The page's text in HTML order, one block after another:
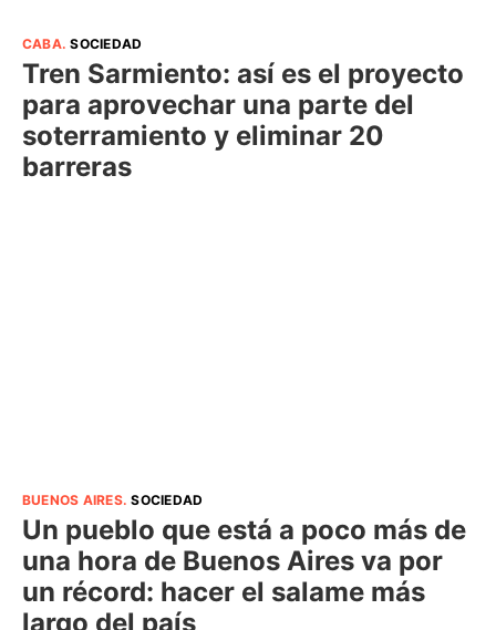
CABA.SOCIEDAD
Tren Sarmiento: así es el proyecto
para aprovechar una parte del
soterramiento y eliminar 20
barreras
BUENOS AIRES.SOCIEDAD
Un pueblo que está a poco más de
una hora de Buenos Aires va por
un récord: hacer el salame más
largo del país